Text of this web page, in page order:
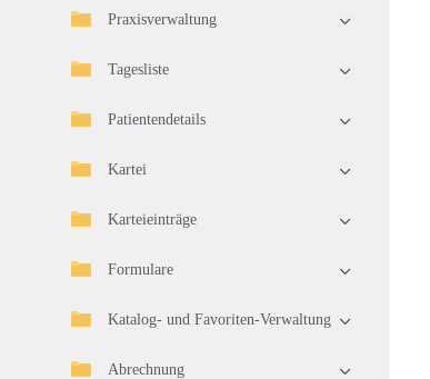
Praxisverwaltung
Tagesliste
Patientendetails
Kartei
Karteieinträge
Formulare
Katalog- und Favoriten-Verwaltung
Abrechnung